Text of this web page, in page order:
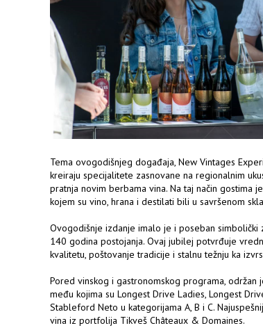
Tema ovogodišnjeg događaja, New Vintages
kreiraju specijalitete zasnovane na regionalnim
pratnja novim berbama vina. Na taj način gostima
kojem su vino, hrana i destilati bili u savršenom
Ovogodišnje izdanje imalo je i poseban
140 godina postojanja. Ovaj jubilej potvrđuje
kvalitetu, poštovanje tradicije i stalnu težnju ka
Pored vinskog i gastronomskog programa,
među kojima su Longest Drive Ladies, Longest
Stableford Neto u kategorijama A, B i C.
vina iz portfolija Tikveš Châteaux & Domaines.